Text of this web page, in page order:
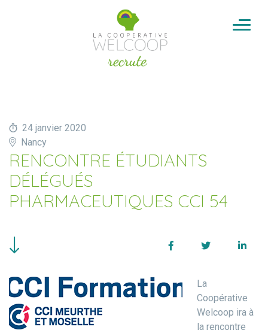
24 janvier 2020
Nancy
RENCONTRE ÉTUDIANTS
DÉLÉGUÉS
PHARMACEUTIQUES CCI 54
FacebookTwitter
La
Coopérative
Welcoop ira à
la rencontre